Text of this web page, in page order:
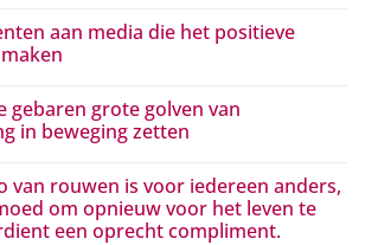
aan media die het positieve
gebaren grote golven van
in beweging zetten
van rouwen is voor iedereen anders,
om opnieuw voor het leven te
een oprecht compliment.